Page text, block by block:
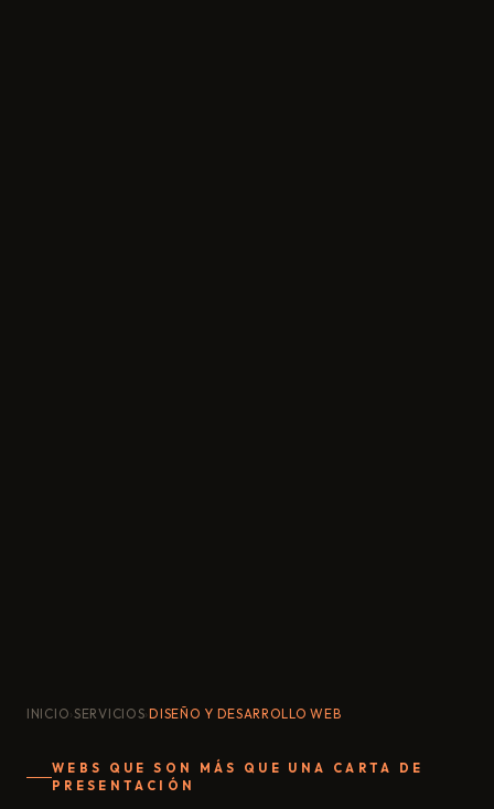
INICIO›SERVICIOS›DISEÑO Y DESARROLLO WEB
WEBS QUE SON MÁS QUE UNA CARTA DE
PRESENTACIÓN